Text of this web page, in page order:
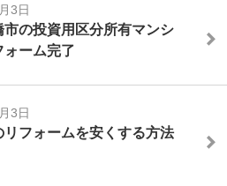
3日
市の投資用区分所有マンシ
ォーム完了
3日
リフォームを安くする方法